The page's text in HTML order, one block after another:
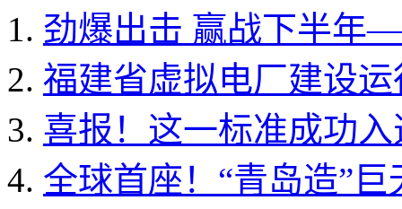
劲爆出击 赢战下半年
福建省虚拟电厂建设
喜报！这一标准成功
全球首座！“青岛造”